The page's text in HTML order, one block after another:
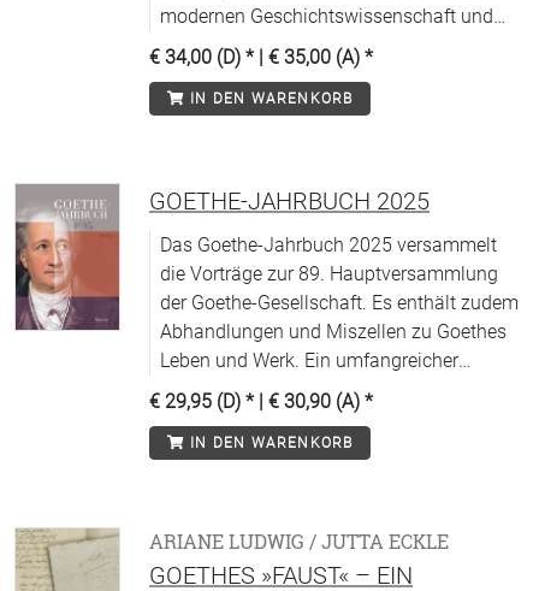
modernen Geschichtswissenschaft und
ihrer Position in der Erinnerungskultur.
€ 34,00 (D) * | € 35,00 (A) *
IN DEN WARENKORB
GOETHE-JAHRBUCH 2025
Das Goethe-Jahrbuch 2025 versammelt
die Vorträge zur 89. Hauptversammlung
der Goethe-Gesellschaft. Es enthält zudem
Abhandlungen und Miszellen zu Goethes
Leben und Werk. Ein umfangreicher
Rezensionsteil zu wichtigen
Neuerscheinungen und Berichte über das
Wirken der Goethe-Gesellschaft im In- und
€ 29,95 (D) * | € 30,90 (A) *
IN DEN WARENKORB
ARIANE LUDWIG / JUTTA ECKLE
GOETHES »FAUST« – EIN